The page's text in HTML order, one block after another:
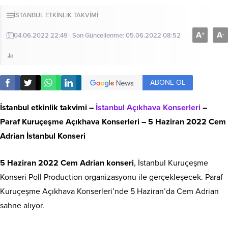
İSTANBUL ETKİNLİK TAKVİMİ
04.06.2022 22:49 | Son Güncellenme: 05.06.2022 08:52 A+ A-
ABONE OL
İstanbul etkinlik takvimi – İstanbul Açıkhava Konserleri –
Paraf Kuruçeşme Açıkhava Konserleri – 5 Haziran 2022 Cem
Adrian İstanbul Konseri
5 Haziran 2022 Cem Adrian konseri, İstanbul Kuruçeşme
Konseri Poll Production organizasyonu ile gerçekleşecek. Paraf
Kuruçeşme Açıkhava Konserleri’nde 5 Haziran’da Cem Adrian
sahne alıyor.